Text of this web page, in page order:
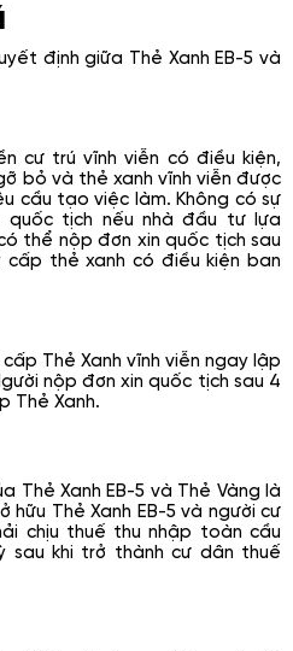
định giữa Thẻ Xanh EB-5 và
cư trú vĩnh viễn có điều kiện,
bỏ và thẻ xanh vĩnh viễn được
cầu tạo việc làm. Không có sự
tịch nếu nhà đầu tư lựa
thể nộp đơn xin quốc tịch sau
thẻ xanh có điều kiện ban
Thẻ Xanh vĩnh viễn ngay lập
nộp đơn xin quốc tịch sau 4
Thẻ Xanh.
Thẻ Xanh EB-5 và Thẻ Vàng là
hữu Thẻ Xanh EB-5 và người cư
chịu thuế thu nhập toàn cầu
sau khi trở thành cư dân thuế